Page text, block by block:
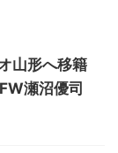
山形へ移籍
瀬沼優司